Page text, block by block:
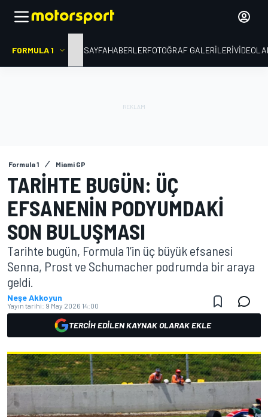
FORMULA 1 ANA SAYFAHABERLERFOTOĞRAF GALERILERI
Formula 1 Miami GP
TARIHTE BUGÜN: ÜÇ
EFSANENIN PODYUMDAKI
SON BULUŞMASI
Tarihte bugün, Formula 1’in üç büyük efsanesi
Senna, Prost ve Schumacher podrumda bir araya
geldi.
Neşe Akkoyun
Yayın tarihi: 9 May 2026 14:00
TERCIH EDILEN KAYNAK OLARAK EKLE